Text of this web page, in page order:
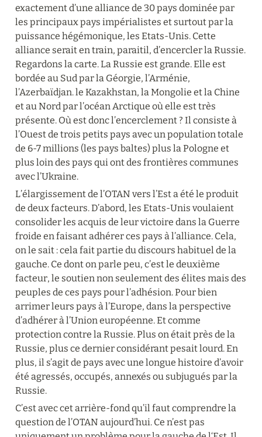
exactement d’une alliance de 30 pays dominée par
les principaux pays impérialistes et surtout par la
puissance hégémonique, les Etats-Unis. Cette
alliance serait en train, paraitil, d’encercler la Russie.
Regardons la carte. La Russie est grande. Elle est
bordée au Sud par la Géorgie, l’Arménie,
l’Azerbaïdjan. le Kazakhstan, la Mongolie et la Chine
et au Nord par l’océan Arctique où elle est très
présente. Où est donc l’encerclement ? Il consiste à
l’Ouest de trois petits pays avec un population totale
de 6-7 millions (les pays baltes) plus la Pologne et
plus loin des pays qui ont des frontières communes
avec l’Ukraine.
L’élargissement de l’OTAN vers l’Est a été le produit
de deux facteurs. D’abord, les Etats-Unis voulaient
consolider les acquis de leur victoire dans la Guerre
froide en faisant adhérer ces pays à l’alliance. Cela,
on le sait : cela fait partie du discours habituel de la
gauche. Ce dont on parle peu, c’est le deuxième
facteur, le soutien non seulement des élites mais des
peuples de ces pays pour l’adhésion. Pour bien
arrimer leurs pays à l’Europe, dans la perspective
d’adhérer à l’Union européenne. Et comme
protection contre la Russie. Plus on était près de la
Russie, plus ce dernier considérant pesait lourd. En
plus, il s’agit de pays avec une longue histoire d’avoir
été agressés, occupés, annexés ou subjugués par la
Russie.
C’est avec cet arrière-fond qu’il faut comprendre la
question de l’OTAN aujourd’hui. Ce n’est pas